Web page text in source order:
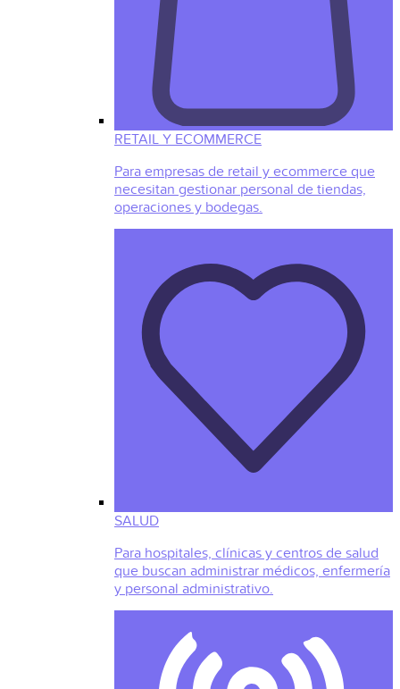
RETAIL Y ECOMMERCE
Para empresas de retail y ecommerce que
necesitan gestionar personal de tiendas,
operaciones y bodegas.
SALUD
Para hospitales, clínicas y centros de salud
que buscan administrar médicos, enfermería
y personal administrativo.